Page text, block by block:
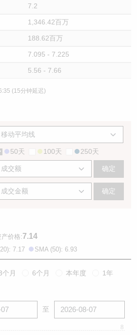
7.2
1,346.42百万
188.62百万
7.095 - 7.225
5.56 - 7.66
(15分钟延迟)
50天 100天 250天
确定
确定
价格:7.14
7.17 SMA (50): 6.93
个月 6个月 本年度 1年
至
8